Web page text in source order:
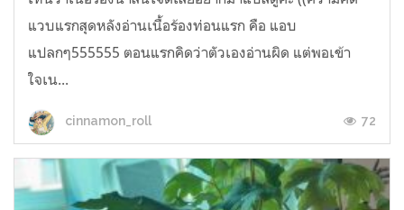
แวบแรกสุดหลังอ่านเนื้อร้องท่อนแรก คือ แอบ
แปลกๆ555555 ตอนแรกคิดว่าตัวเองอ่านผิด แต่พอเข้า
ใจเน...
cinnamon_roll 72